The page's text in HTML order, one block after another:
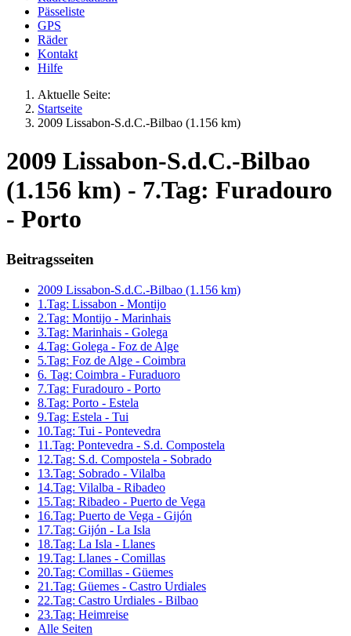
Pässeliste
GPS
Räder
Kontakt
Hilfe
Aktuelle Seite:
Startseite
2009 Lissabon-S.d.C.-Bilbao (1.156 km)
2009 Lissabon-S.d.C.-Bilbao
(1.156 km) - 7.Tag: Furadouro
- Porto
Beitragsseiten
2009 Lissabon-S.d.C.-Bilbao (1.156 km)
1.Tag: Lissabon - Montijo
2.Tag: Montijo - Marinhais
3.Tag: Marinhais - Golega
4.Tag: Golega - Foz de Alge
5.Tag: Foz de Alge - Coimbra
6. Tag: Coimbra - Furaduoro
7.Tag: Furadouro - Porto
8.Tag: Porto - Estela
9.Tag: Estela - Tui
10.Tag: Tui - Pontevedra
11.Tag: Pontevedra - S.d. Compostela
12.Tag: S.d. Compostela - Sobrado
13.Tag: Sobrado - Vilalba
14.Tag: Vilalba - Ribadeo
15.Tag: Ribadeo - Puerto de Vega
16.Tag: Puerto de Vega - Gijón
17.Tag: Gijón - La Isla
18.Tag: La Isla - Llanes
19.Tag: Llanes - Comillas
20.Tag: Comillas - Güemes
21.Tag: Güemes - Castro Urdiales
22.Tag: Castro Urdiales - Bilbao
23.Tag: Heimreise
Alle Seiten